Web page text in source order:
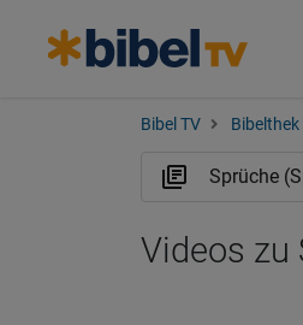
Bibel TV Bibelthek
Videos zu